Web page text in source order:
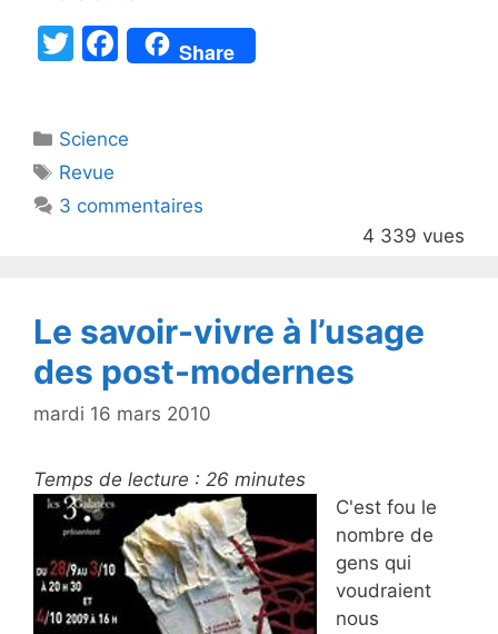
T
er
F
a
e
o
Share
Catégories
Science
Étiquettes
Revue
3 commentaires
4 339 vues
Le savoir-vivre à l’usage
des post-modernes
mardi 16 mars 2010
Temps de lecture : 26 minutes
C'est fou le
nombre de
gens qui
voudraient
nous